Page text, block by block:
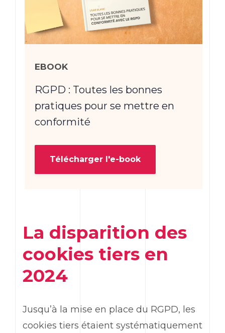
EBOOK
RGPD : Toutes les bonnes
pratiques pour se mettre en
conformité
Télécharger l'e-book
La disparition des
cookies tiers en
2024
Jusqu’à la mise en place du RGPD, les
cookies tiers étaient systématiquement